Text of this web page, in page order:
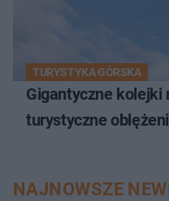
TURYSTYKA GÓRSKA
Gigantyczne kolejki
turystyczne
NAJNOWSZE